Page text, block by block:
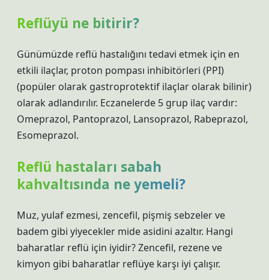
Reflüyü ne bitirir?
Günümüzde reflü hastalığını tedavi etmek için en
etkili ilaçlar, proton pompası inhibitörleri (PPI)
(popüler olarak gastroprotektif ilaçlar olarak bilinir)
olarak adlandırılır. Eczanelerde 5 grup ilaç vardır:
Omeprazol, Pantoprazol, Lansoprazol, Rabeprazol,
Esomeprazol.
Reflü hastaları sabah
kahvaltısında ne yemeli?
Muz, yulaf ezmesi, zencefil, pişmiş sebzeler ve
badem gibi yiyecekler mide asidini azaltır. Hangi
baharatlar reflü için iyidir? Zencefil, rezene ve
kimyon gibi baharatlar reflüye karşı iyi çalışır.